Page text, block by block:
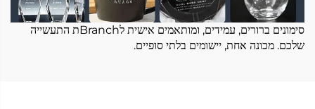
סימונים ברורים, עמידים, ומותאמים אישית לBranchת התעשייה
שלכם. מכונה אחת, יישומים בלתי סופיים.